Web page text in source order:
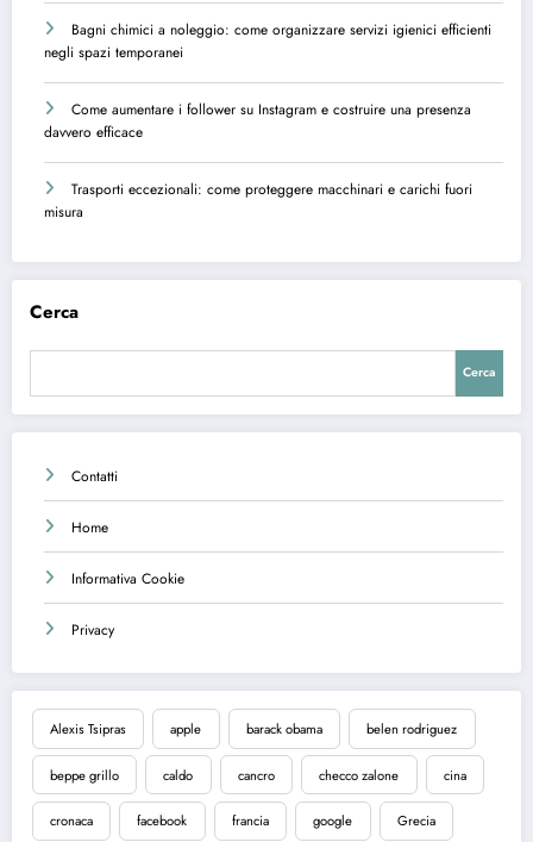
Bagni chimici a noleggio: come organizzare servizi igienici efficienti
negli spazi temporanei
Come aumentare i follower su Instagram e costruire una presenza
davvero efficace
Trasporti eccezionali: come proteggere macchinari e carichi fuori
misura
Cerca
Cerca
Contatti
Home
Informativa Cookie
Privacy
Alexis Tsipras apple barack obama belen rodriguez
beppe grillo caldo cancro checco zalone cina
cronaca facebook francia google Grecia